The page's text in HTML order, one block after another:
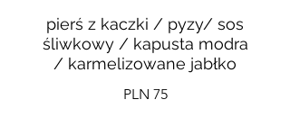
pierś z kaczki / pyzy/ sos
śliwkowy / kapusta modra
/ karmelizowane jabłko
PLN 75